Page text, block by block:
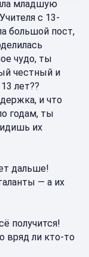
младшую
с 13-
большой пост,
чудо, ты
честный и
лет??
и что
годам, ты
их
дальше!
— а их
получится!
вряд ли кто-то